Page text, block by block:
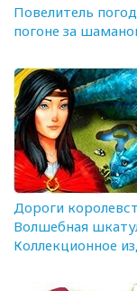
Повелитель
погоне за
Дороги
Волшебная
Коллекционное